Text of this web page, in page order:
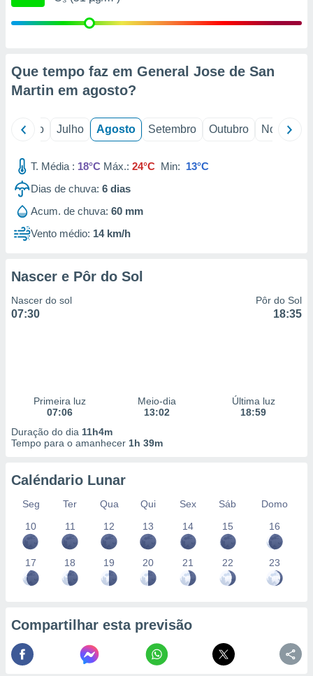
estudos
de
1199
Que tempo faz em General Jose de San
Martin em agosto?
Junho Julho Agosto Setembro Outubro Novembro
T. Média : 18°C Máx.: 24°C Min: 13°C
Dias de chuva: 6 dias
Acum. de chuva: 60 mm
Vento médio: 14 km/h
Nascer e Pôr do Sol
Nascer do sol
07:30
Pôr do Sol
18:35
Primeira luz
07:06
Meio-dia
13:02
Última luz
18:59
Duração do dia 11h4m
Tempo para o amanhecer 1h 39m
Caléndario Lunar
Seg Ter Qua Qui Sex Sáb
Domo
10
11 12 13 14 15 16
17 18 19 20 21 22 23
Compartilhar esta previsão